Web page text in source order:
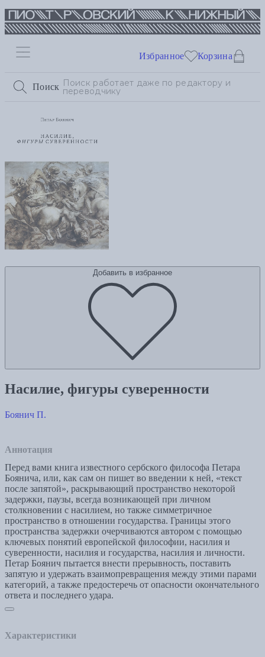
Поиск
Избранное Корзина
Добавить в избранное
Насилие, фигуры суверенности
Боянич П.
Аннотация
Перед вами книга известного сербского философа Петара
Боянича, или, как сам он пишет во введении к ней, «текст
после запятой», раскрывающий пространство некоторой
задержки, паузы, всегда возникающей при личном
столкновении с насилием, но также симметричное
пространство в отношении государства. Границы этого
пространства задержки очерчиваются автором с помощью
ключевых понятий европейской философии, насилия и
суверенности, насилия и государства, насилия и личности.
Петар Боянич пытается внести прерывность, поставить
запятую и удержать взаимопревращения между этими парами
категорий, а также предостеречь от опасности окончательного
ответа и последнего удара.
Характеристики